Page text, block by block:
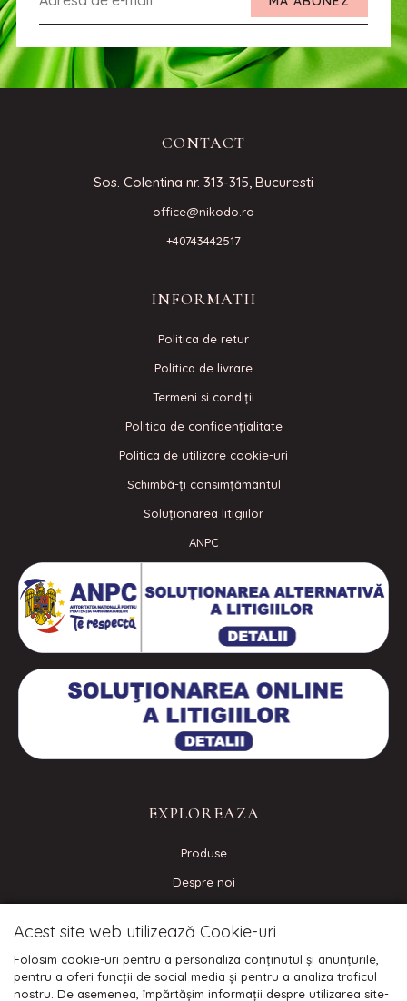
CONTACT
Sos. Colentina nr. 313-315, Bucuresti
office@nikodo.ro
+40743442517
INFORMATII
Politica de retur
Politica de livrare
Termeni si condiţii
Politica de confidenţialitate
Politica de utilizare cookie-uri
Schimbă-ți consimțământul
Soluționarea litigiilor
ANPC
EXPLOREAZA
Produse
Despre noi
Blog
Acest site web utilizează Cookie-uri
Folosim cookie-uri pentru a personaliza conținutul și anunțurile,
pentru a oferi funcții de social media și pentru a analiza traficul
nostru. De asemenea, împărtășim informații despre utilizarea site-